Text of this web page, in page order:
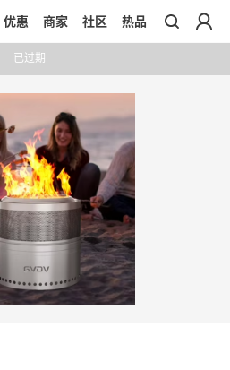
优惠 商家 社区 热品
已过期